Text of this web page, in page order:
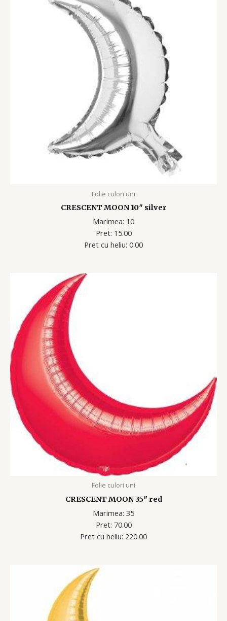
Folie culori uni
CRESCENT MOON 10″ silver
Marimea: 10
Pret: 15.00
Pret cu heliu: 0.00
Folie culori uni
CRESCENT MOON 35″ red
Marimea: 35
Pret: 70.00
Pret cu heliu: 220.00